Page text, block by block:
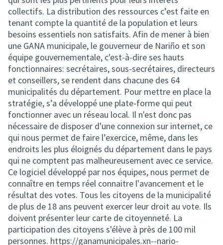
collectifs. La distribution des ressources c’est faite en
tenant compte la quantité de la population et leurs
besoins essentiels non satisfaits. Afin de mener à bien
une GANA municipale, le gouverneur de Nariño et son
équipe gouvernementale, c'est-à-dire ses hauts
fonctionnaires: secrétaires, sous-secrétaires, directeurs
et conseillers, se rendent dans chacune des 64
municipalités du département. Pour mettre en place la
stratégie, s’a développé une plate-forme qui peut
fonctionner avec un réseau local. Il n'est donc pas
nécessaire de disposer d'une connexion sur internet, ce
qui nous permet de faire l’exercice, même, dans les
endroits les plus éloignés du département dans le pays
qui ne comptent pas malheureusement avec ce service.
Ce logiciel développé par nos équipes, nous permet de
connaître en temps réel connaitre l'avancement et le
résultat des votes. Tous les citoyens de la municipalité
de plus de 18 ans peuvent exercer leur droit au vote. Ils
doivent présenter leur carte de citoyenneté. La
participation des citoyens s'élève à près de 100 mil
personnes. https://ganamunicipales.xn--nario-